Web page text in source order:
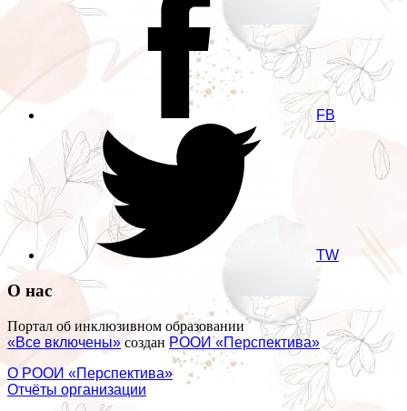
FB
TW
О нас
Портал об инклюзивном образовании
«Все включены» создан РООИ «Перспектива»
О РООИ «Перспектива»
Отчёты организации